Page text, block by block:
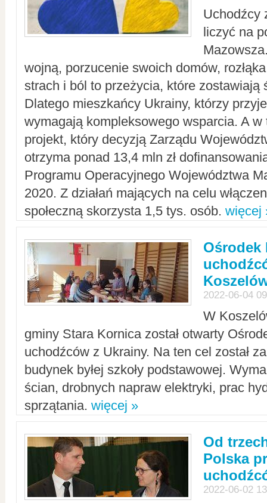
Uchodźcy
liczyć na
wojną, porzucenie swoich domów,
strach i ból to przeżycia, które zostawiają
Dlatego mieszkańcy Ukrainy, którzy
wymagają kompleksowego wsparcia. A w
projekt, który decyzją Zarządu
otrzyma ponad 13,4 mln zł
Programu Operacyjnego Województwa
2020. Z działań mających na celu
społeczną skorzysta 1,5 tys. osób. więcej
Ośrodek
2022-06-04
W
gminy Stara Kornica został otwarty
uchodźców z Ukrainy. Na ten cel został
budynek byłej szkoły podstawowej.
ścian, drobnych napraw elektryki, prac
sprzątania. więcej »
Od
Polska
2022-06-02